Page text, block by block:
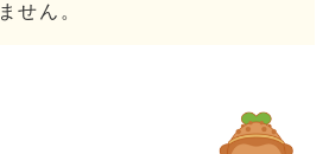
せん。